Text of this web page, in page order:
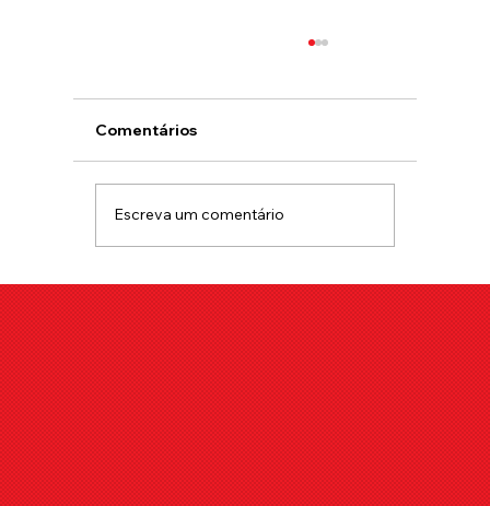
Como Lidar com a Timidez na Sua
Primeira Noite no Club Liberal
Comentários
Escreva um comentário